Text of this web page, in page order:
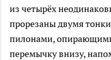
из четырёх
прорезаны двумя
пилонами,
перемычку внизу,